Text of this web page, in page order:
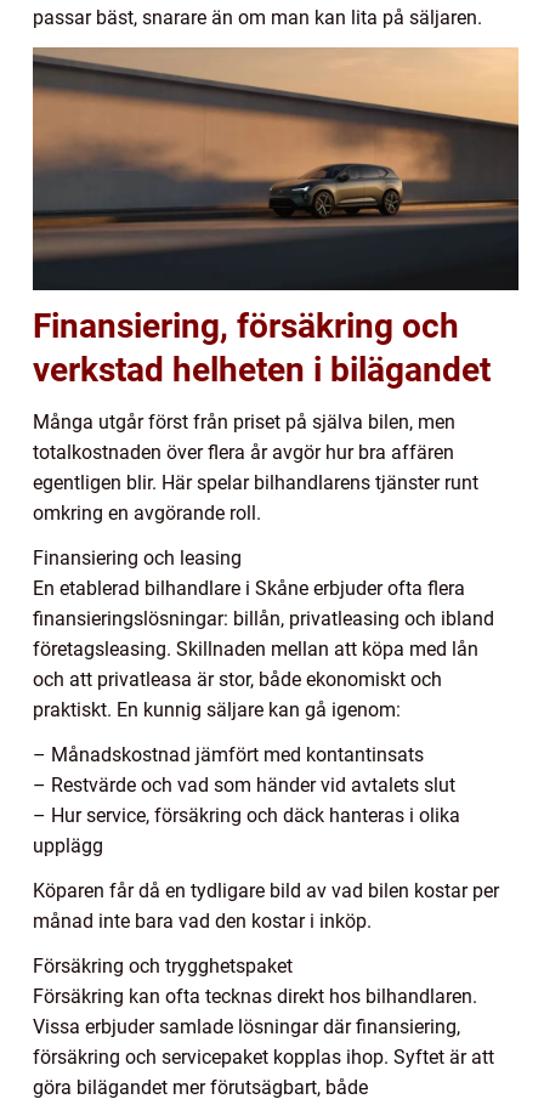
passar bäst, snarare än om man kan lita på säljaren.
Finansiering, försäkring och
verkstad helheten i bilägandet
Många utgår först från priset på själva bilen, men
totalkostnaden över flera år avgör hur bra affären
egentligen blir. Här spelar bilhandlarens tjänster runt
omkring en avgörande roll.
Finansiering och leasing
En etablerad bilhandlare i Skåne erbjuder ofta flera
finansieringslösningar: billån, privatleasing och ibland
företagsleasing. Skillnaden mellan att köpa med lån
och att privatleasa är stor, både ekonomiskt och
praktiskt. En kunnig säljare kan gå igenom:
– Månadskostnad jämfört med kontantinsats
– Restvärde och vad som händer vid avtalets slut
– Hur service, försäkring och däck hanteras i olika
upplägg
Köparen får då en tydligare bild av vad bilen kostar per
månad inte bara vad den kostar i inköp.
Försäkring och trygghetspaket
Försäkring kan ofta tecknas direkt hos bilhandlaren.
Vissa erbjuder samlade lösningar där finansiering,
försäkring och servicepaket kopplas ihop. Syftet är att
göra bilägandet mer förutsägbart, både